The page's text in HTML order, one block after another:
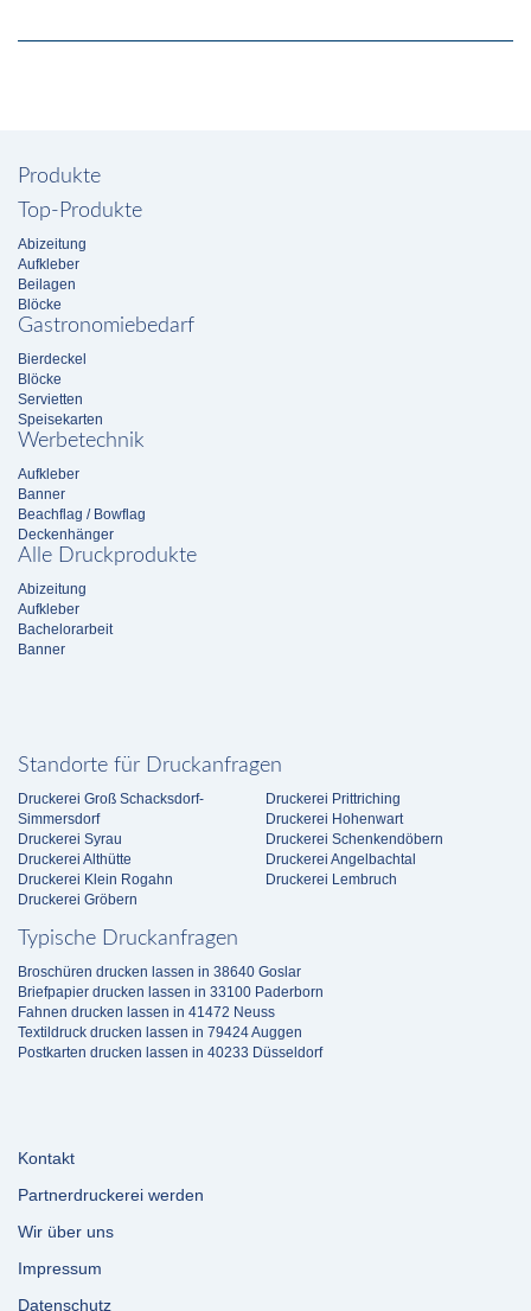
Produkte
Top-Produkte
Abizeitung
Aufkleber
Beilagen
Blöcke
Gastronomiebedarf
Bierdeckel
Blöcke
Servietten
Speisekarten
Werbetechnik
Aufkleber
Banner
Beachflag / Bowflag
Deckenhänger
Alle Druckprodukte
Abizeitung
Aufkleber
Bachelorarbeit
Banner
Standorte für Druckanfragen
Druckerei Groß Schacksdorf-
Simmersdorf
Druckerei Syrau
Druckerei Althütte
Druckerei Klein Rogahn
Druckerei Gröbern
Druckerei Prittriching
Druckerei Hohenwart
Druckerei Schenkendöbern
Druckerei Angelbachtal
Druckerei Lembruch
Typische Druckanfragen
Broschüren drucken lassen in 38640 Goslar
Briefpapier drucken lassen in 33100 Paderborn
Fahnen drucken lassen in 41472 Neuss
Textildruck drucken lassen in 79424 Auggen
Postkarten drucken lassen in 40233 Düsseldorf
Kontakt
Partnerdruckerei werden
Wir über uns
Impressum
Datenschutz